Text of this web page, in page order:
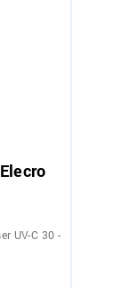
UV-C 30 -